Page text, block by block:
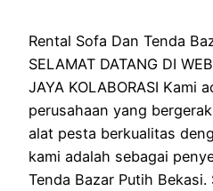
Rental Sofa Dan Tenda
SELAMAT DATANG DI
JAYA KOLABORASI Kami
perusahaan yang
alat pesta berkualitas
kami adalah sebagai
Tenda Bazar Putih Bekasi.